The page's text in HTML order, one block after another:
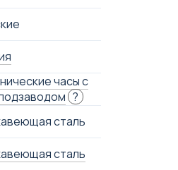
часы с
?
сталь
сталь